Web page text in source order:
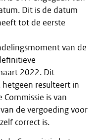
Dit is de datum
tot de eerste
van de
2022. Dit
resulteert in
is van
de vergoeding voor
correct is.